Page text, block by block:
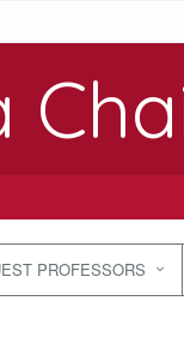
PROFESSORS